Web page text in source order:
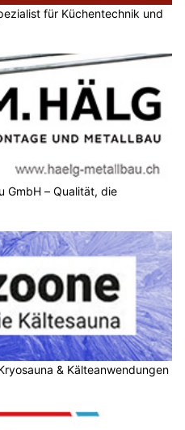
für Küchentechnik und
GmbH – Qualität, die
& Kälteanwendungen